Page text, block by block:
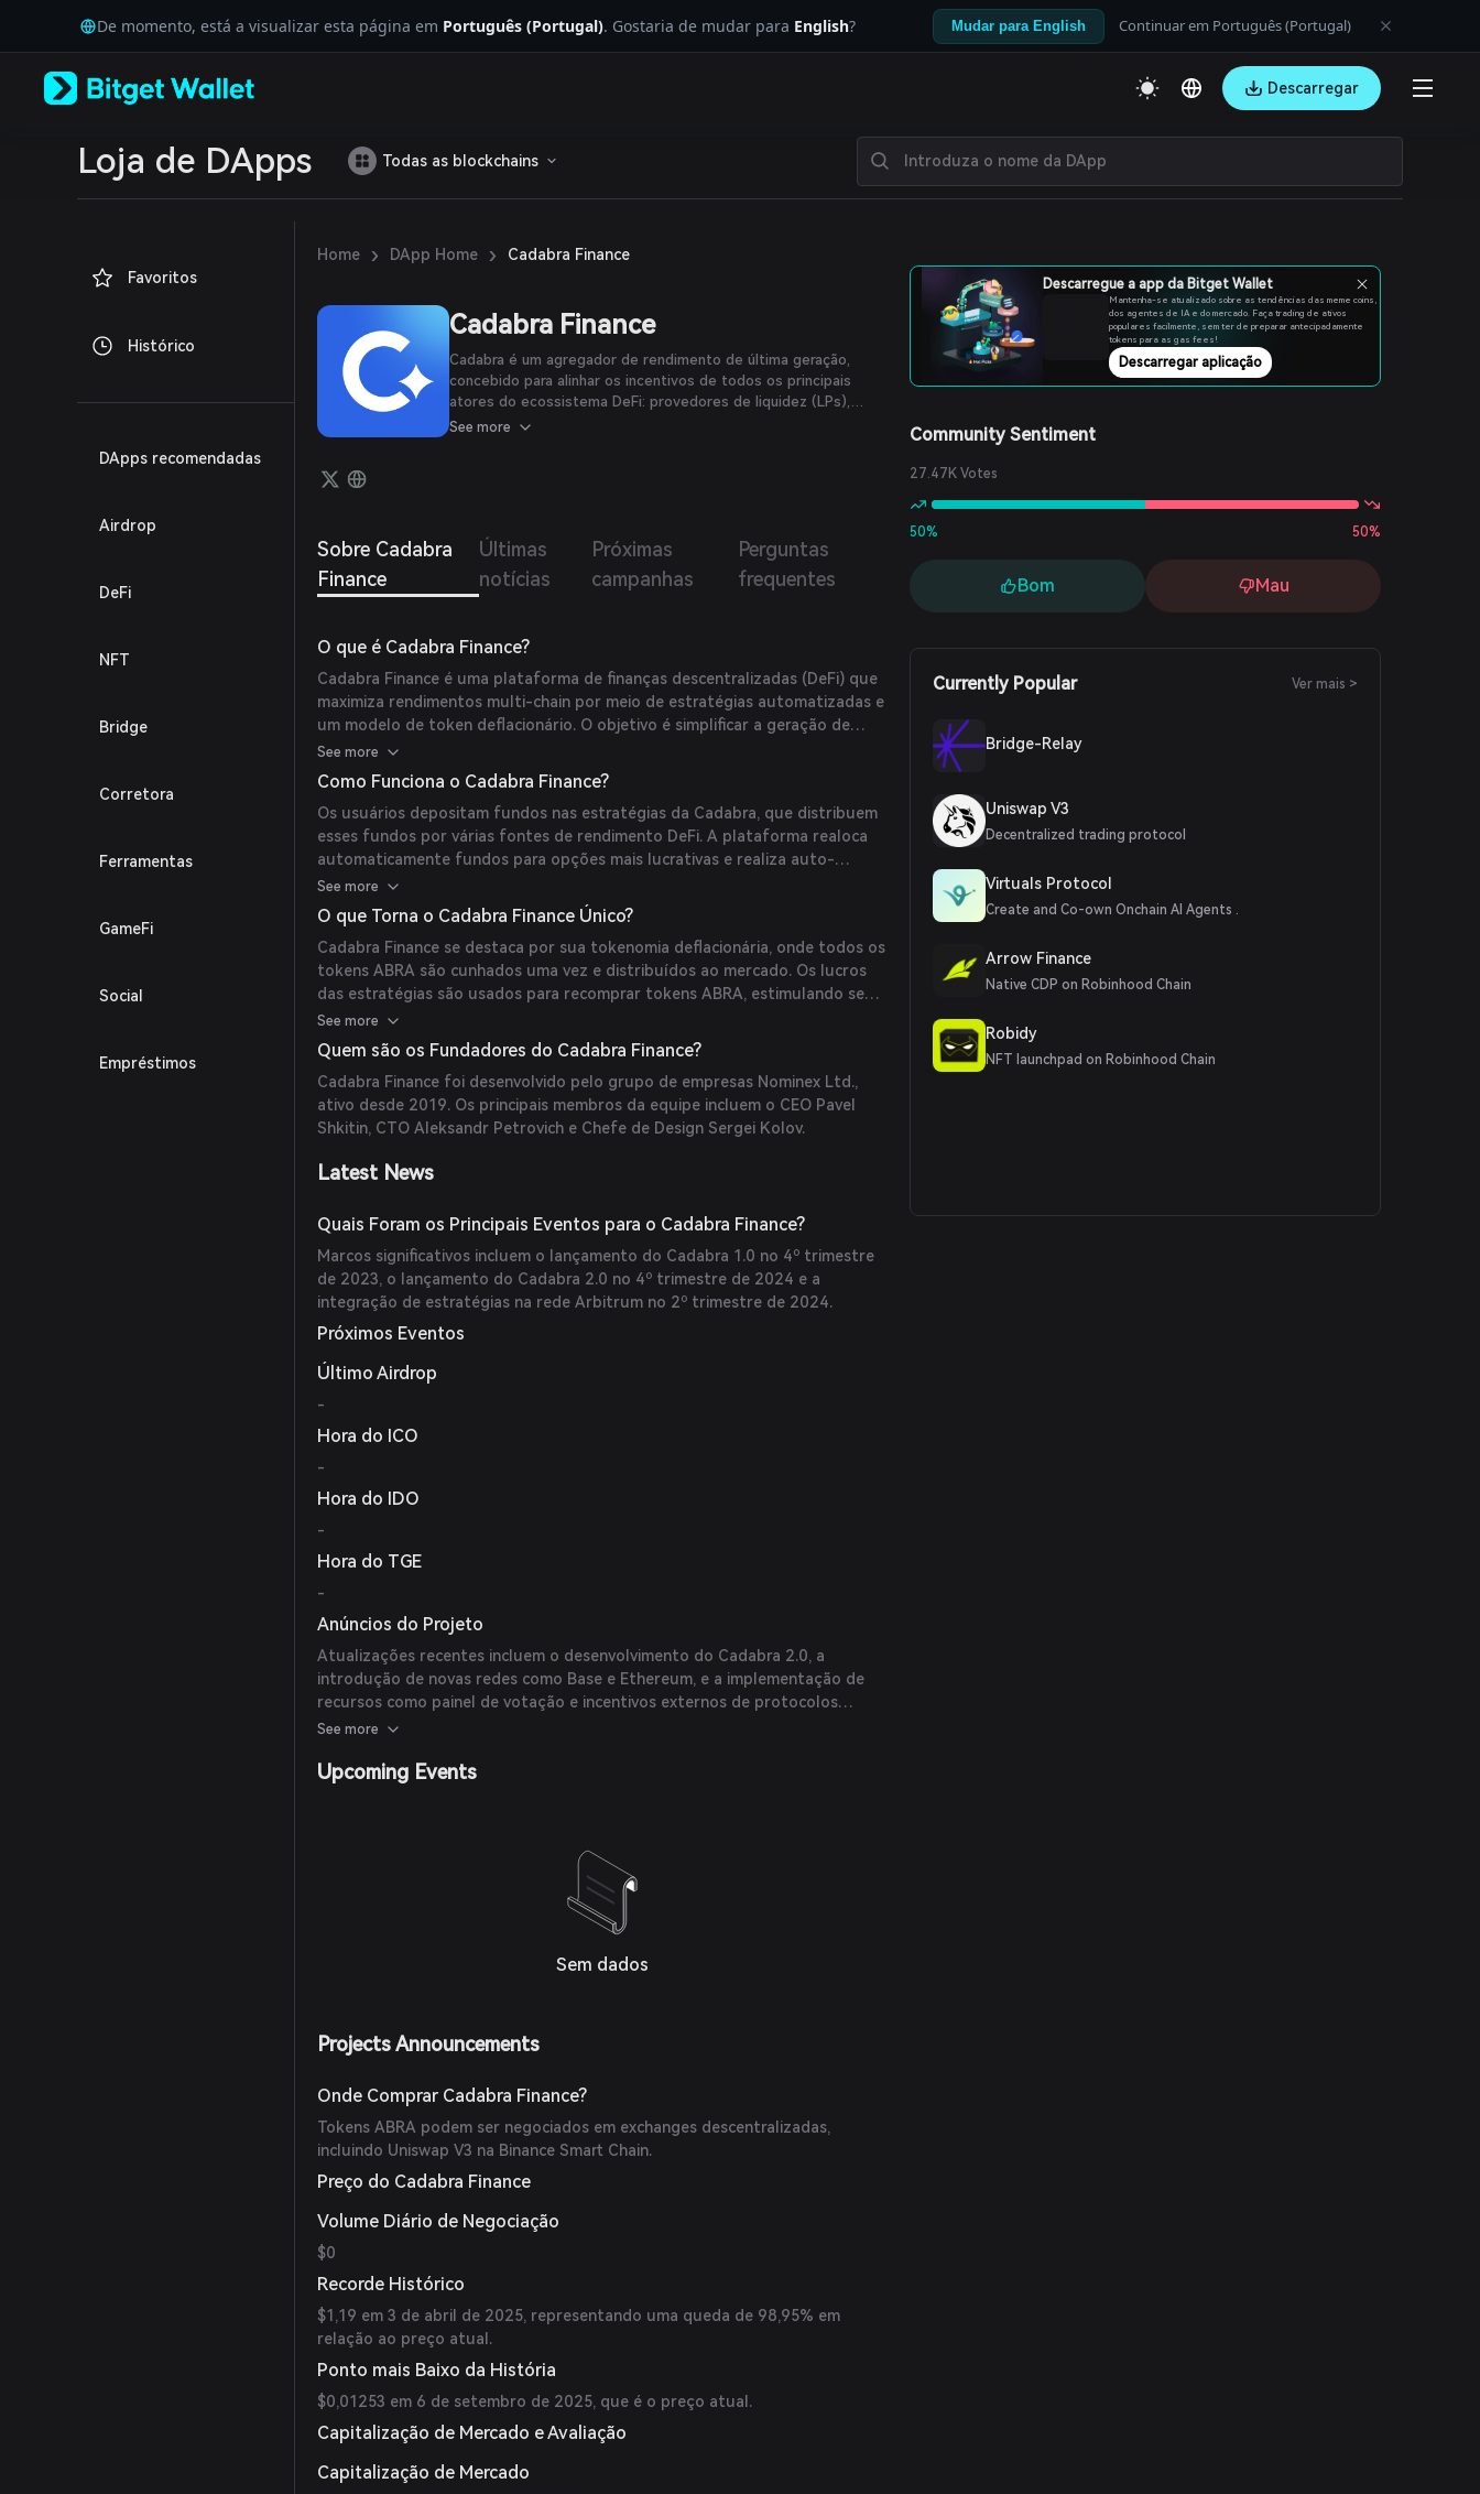
Tiếng Việt
Русский
Español (Latinoamérica)
Português (Portugal)
Bahasa Indonesia
Español (Argentina)
De momento, está a visualizar esta página em Português (Portugal). Gostaria de mudar para English? Mudar para English Continuar em Português (Portugal)
Descarregar
Loja de DApps Todas as blockchains
Favoritos
Histórico
DApps recomendadas
Airdrop
DeFi
NFT
Bridge
Corretora
Ferramentas
GameFi
Social
Empréstimos
Home › DApp Home › Cadabra Finance
Cadabra Finance
Cadabra é um agregador de rendimento de última geração,
concebido para alinhar os incentivos de todos os principais
atores do ecossistema DeFi: provedores de liquidez (LPs),
protocolos e suas equipes/investidores, especuladores de
See more
Sobre Cadabra
Finance
Últimas
notícias
Próximas
campanhas
Perguntas
frequentes
O que é Cadabra Finance?
Cadabra Finance é uma plataforma de finanças descentralizadas (DeFi) que
maximiza rendimentos multi-chain por meio de estratégias automatizadas e
um modelo de token deflacionário. O objetivo é simplificar a geração de
renda passiva realocando dinamicamente a liquidez entre os protocolos
DeFi líderes para garantir retornos ótimos.
See more
Como Funciona o Cadabra Finance?
Os usuários depositam fundos nas estratégias da Cadabra, que distribuem
esses fundos por várias fontes de rendimento DeFi. A plataforma realoca
automaticamente fundos para opções mais lucrativas e realiza auto-
compounding, economizando tempo e taxas de gás. Além disso, os usuários
podem bloquear tokens ABRA para receber veABRA, permitindo
participação na governança e aumento das recompensas.
See more
O que Torna o Cadabra Finance Único?
Cadabra Finance se destaca por sua tokenomia deflacionária, onde todos os
tokens ABRA são cunhados uma vez e distribuídos ao mercado. Os lucros
das estratégias são usados para recomprar tokens ABRA, estimulando seu
crescimento. A plataforma também oferece otimização automatizada de
rendimento, reduzindo o esforço manual dos usuários.
See more
Quem são os Fundadores do Cadabra Finance?
Cadabra Finance foi desenvolvido pelo grupo de empresas Nominex Ltd.,
ativo desde 2019. Os principais membros da equipe incluem o CEO Pavel
Shkitin, CTO Aleksandr Petrovich e Chefe de Design Sergei Kolov.
Latest News
Quais Foram os Principais Eventos para o Cadabra Finance?
Marcos significativos incluem o lançamento do Cadabra 1.0 no 4º trimestre
de 2023, o lançamento do Cadabra 2.0 no 4º trimestre de 2024 e a
integração de estratégias na rede Arbitrum no 2º trimestre de 2024.
Próximos Eventos
Último Airdrop
-
Hora do ICO
-
Hora do IDO
-
Hora do TGE
-
Anúncios do Projeto
Atualizações recentes incluem o desenvolvimento do Cadabra 2.0, a
introdução de novas redes como Base e Ethereum, e a implementação de
recursos como painel de votação e incentivos externos de protocolos
parceiros.
See more
Upcoming Events
Sem dados
Projects Announcements
Onde Comprar Cadabra Finance?
Tokens ABRA podem ser negociados em exchanges descentralizadas,
incluindo Uniswap V3 na Binance Smart Chain.
Preço do Cadabra Finance
Volume Diário de Negociação
$0
Recorde Histórico
$1,19 em 3 de abril de 2025, representando uma queda de 98,95% em
relação ao preço atual.
Ponto mais Baixo da História
$0,01253 em 6 de setembro de 2025, que é o preço atual.
Capitalização de Mercado e Avaliação
Capitalização de Mercado
Descarregue a app da Bitget Wallet
Mantenha-se atualizado sobre as tendências das meme coins,
dos agentes de IA e do mercado. Faça trading de ativos
populares facilmente, sem ter de preparar antecipadamente
tokens para as gas fees!
Descarregar aplicação
Community Sentiment
27.47K Votes
50% 50%
Bom Mau
Currently Popular Ver mais >
Bridge-Relay
Uniswap V3
Decentralized trading protocol
Virtuals Protocol
Create and Co-own Onchain AI Agents .
Arrow Finance
Native CDP on Robinhood Chain
Robidy
NFT launchpad on Robinhood Chain